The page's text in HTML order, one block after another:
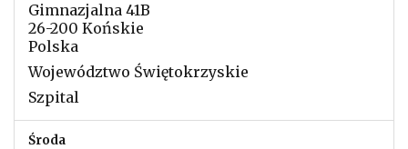
Gimnazjalna 41B
26-200 Końskie
Polska
Województwo Świętokrzyskie
Szpital
Środa